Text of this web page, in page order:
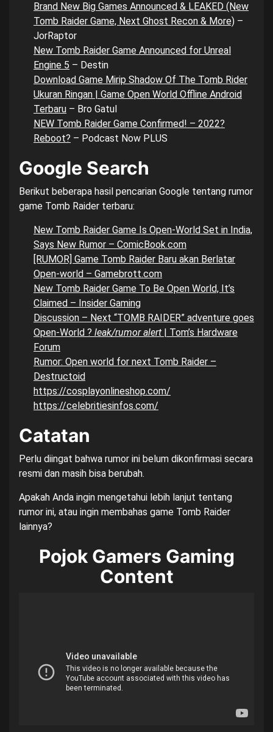
Brand New Big Games Announced & LEAKED (New
Tomb Raider Game, Next Ghost Recon & More) –
JorRaptor
New Tomb Raider Game Announced for Unreal
Engine 5 – Destin
Download Game Mirip Shadow Of The Tomb Rider
Ukuran Ringan | Game Open World Offline Android
Terbaru – Bro Gatul
NEW Tomb Raider Game Confirmed! – 2022?
Reboot? – Podcast Now PLUS
Google Search
Berikut beberapa hasil pencarian Google tentang rumor
game Tomb Raider terbaru:
New Tomb Raider Game Is Open-World Set in India,
Says New Rumor – ComicBook.com
[RUMOR] Game Tomb Raider Baru akan Berlatar
Open-world – Gamebrott.com
New Tomb Raider Game To Be Open World, It’s
Claimed – Insider Gaming
Discussion – Next “TOMB RAIDER” adventure goes
Open-World ? leak/rumor alert | Tom’s Hardware
Forum
Rumor: Open world for next Tomb Raider –
Destructoid
https://cosplayonlineshop.com/
https://celebritiesinfos.com/
Catatan
Perlu diingat bahwa rumor ini belum dikonfirmasi secara
resmi dan masih bisa berubah.
Apakah Anda ingin mengetahui lebih lanjut tentang
rumor ini, atau ingin membahas game Tomb Raider
lainnya?
Pojok Gamers Gaming
Content